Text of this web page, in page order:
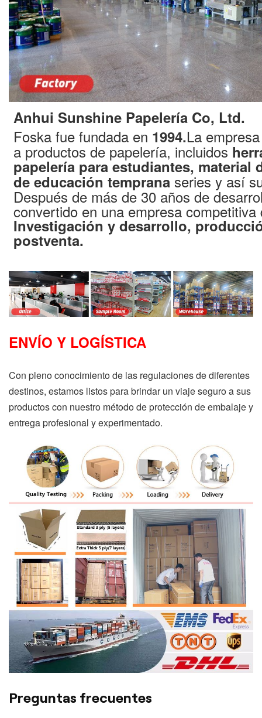
Anhui Sunshine Papelería Co, Ltd.
Foska fue fundada en 1994.La
a productos de papelería, incluidos
papelería para estudiantes,
de educación temprana series y así
Después de más de 30 años de
convertido en una empresa
Investigación y desarrollo,
postventa.
ENVÍO Y LOGÍSTICA
Con pleno conocimiento de las regulaciones de diferentes
destinos, estamos listos para brindar un viaje seguro a sus
productos con nuestro método de protección de embalaje y
entrega profesional y experimentado.
Preguntas frecuentes